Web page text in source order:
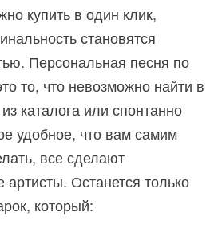
купить в один клик,
становятся
Персональная песня по
то, что невозможно найти в
каталога или спонтанно
удобное, что вам самим
все сделают
Останется только
который: